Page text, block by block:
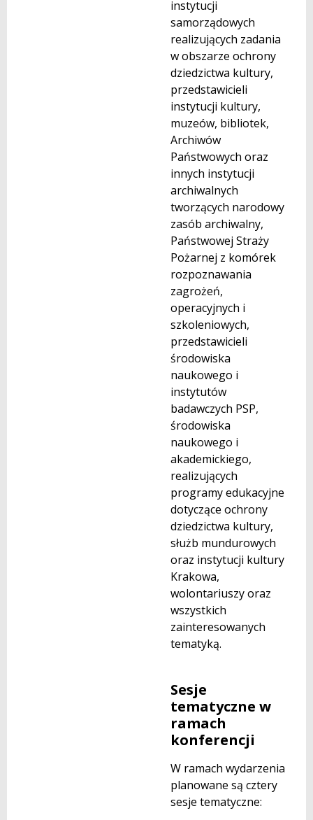
instytucji
samorządowych
realizujących zadania
w obszarze ochrony
dziedzictwa kultury,
przedstawicieli
instytucji kultury,
muzeów, bibliotek,
Archiwów
Państwowych oraz
innych instytucji
archiwalnych
tworzących narodowy
zasób archiwalny,
Państwowej Straży
Pożarnej z komórek
rozpoznawania
zagrożeń,
operacyjnych i
szkoleniowych,
przedstawicieli
środowiska
naukowego i
instytutów
badawczych PSP,
środowiska
naukowego i
akademickiego,
realizujących
programy edukacyjne
dotyczące ochrony
dziedzictwa kultury,
służb mundurowych
oraz instytucji kultury
Krakowa,
wolontariuszy oraz
wszystkich
zainteresowanych
tematyką.
Sesje
tematyczne w
ramach
konferencji
W ramach wydarzenia
planowane są cztery
sesje tematyczne: